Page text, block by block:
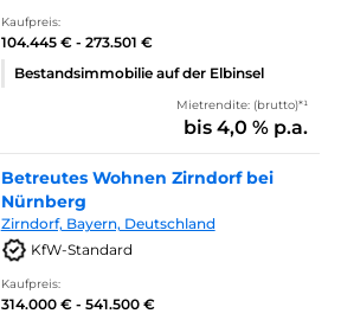
Kaufpreis:
104.445 € - 273.501 €
Bestandsimmobilie auf der Elbinsel
Mietrendite: (brutto)*¹
bis 4,0 % p.a.
Betreutes Wohnen Zirndorf bei
Nürnberg
Zirndorf, Bayern, Deutschland
KfW-Standard
Kaufpreis:
314.000 € - 541.500 €